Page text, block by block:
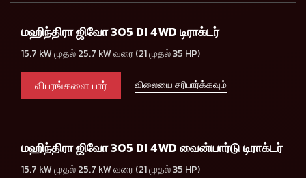
மஹிந்திரா ஜிவோ 305 DI 4WD டிராக்டர்
15.7 kW முதல் 25.7 kW வரை (21 முதல் 35 HP)
விபரங்களை பார் விலையை சரிபார்க்கவும்
மஹிந்திரா ஜிவோ 305 DI 4WD வைன்யார்டு டிராக்டர்
15.7 kW முதல் 25.7 kW வரை (21 முதல் 35 HP)